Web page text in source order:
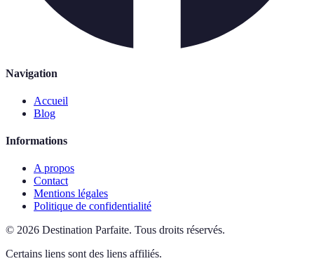
Navigation
Accueil
Blog
Informations
A propos
Contact
Mentions légales
Politique de confidentialité
© 2026 Destination Parfaite. Tous droits réservés.
Certains liens sont des liens affiliés.